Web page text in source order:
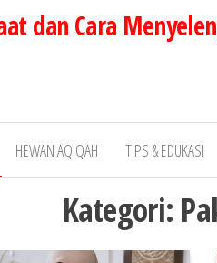
dan Cara
HEWAN AQIQAH TIPS & EDUKASI
Kategori: